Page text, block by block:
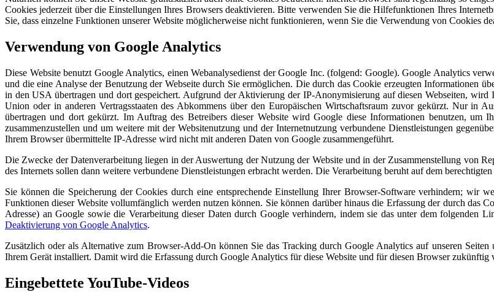
Cookies jederzeit über die Einstellungen Ihres Browsers deaktivieren. Bitte verwenden Sie die Hilfefunktionen Ihres
Sie, dass einzelne Funktionen unserer Website möglicherweise nicht funktionieren, wenn Sie die Verwendung von Cookies
Verwendung von Google Analytics
Diese Website benutzt Google Analytics, einen Webanalysedienst der Google Inc. (folgend: Google). Google Analytics
und die eine Analyse der Benutzung der Webseite durch Sie ermöglichen. Die durch das Cookie erzeugten Informationen
in den USA übertragen und dort gespeichert. Aufgrund der Aktivierung der IP-Anonymisierung auf diesen Webseiten,
Union oder in anderen Vertragsstaaten des Abkommens über den Europäischen Wirtschaftsraum zuvor gekürzt. Nur in
übertragen und dort gekürzt. Im Auftrag des Betreibers dieser Website wird Google diese Informationen benutzen, um
zusammenzustellen und um weitere mit der Websitenutzung und der Internetnutzung verbundene Dienstleistungen
Ihrem Browser übermittelte IP-Adresse wird nicht mit anderen Daten von Google zusammengeführt.
Die Zwecke der Datenverarbeitung liegen in der Auswertung der Nutzung der Website und in der Zusammenstellung von
des Internets sollen dann weitere verbundene Dienstleistungen erbracht werden. Die Verarbeitung beruht auf dem berechtigten
Sie können die Speicherung der Cookies durch eine entsprechende Einstellung Ihrer Browser-Software verhindern; wir
Funktionen dieser Website vollumfänglich werden nutzen können. Sie können darüber hinaus die Erfassung der durch das
Adresse) an Google sowie die Verarbeitung dieser Daten durch Google verhindern, indem sie das unter dem folgenden
Deaktivierung von Google Analytics.
Zusätzlich oder als Alternative zum Browser-Add-On können Sie das Tracking durch Google Analytics auf unseren
Ihrem Gerät installiert. Damit wird die Erfassung durch Google Analytics für diese Website und für diesen Browser
Eingebettete YouTube-Videos